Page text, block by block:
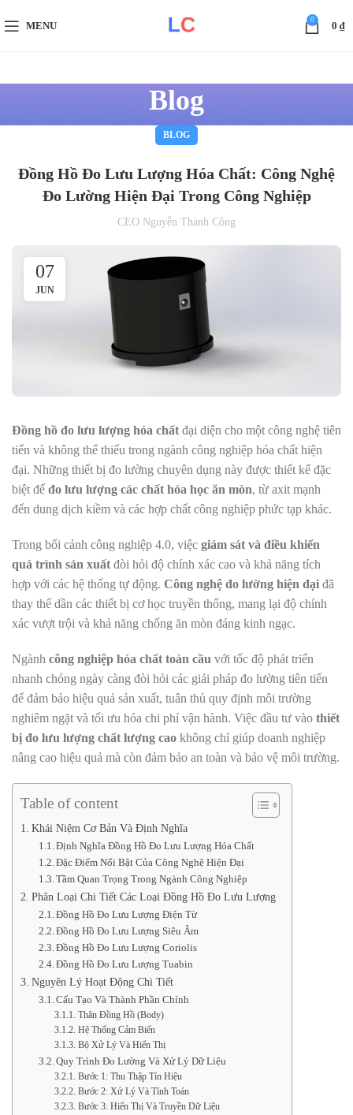
MENU
0
0 ₫
Blog
BLOG
Đồng Hồ Đo Lưu Lượng Hóa Chất: Công Nghệ
Đo Lường Hiện Đại Trong Công Nghiệp
CEO Nguyễn Thành Công
07
JUN
Đồng hồ đo lưu lượng hóa chất đại diện cho một công nghệ tiên
tiến và không thể thiếu trong ngành công nghiệp hóa chất hiện
đại. Những thiết bị đo lường chuyên dụng này được thiết kế đặc
biệt để đo lưu lượng các chất hóa học ăn mòn, từ axit mạnh
đến dung dịch kiềm và các hợp chất công nghiệp phức tạp khác.
Trong bối cảnh công nghiệp 4.0, việc giám sát và điều khiển
quá trình sản xuất đòi hỏi độ chính xác cao và khả năng tích
hợp với các hệ thống tự động. Công nghệ đo lường hiện đại đã
thay thế dần các thiết bị cơ học truyền thống, mang lại độ chính
xác vượt trội và khả năng chống ăn mòn đáng kinh ngạc.
Ngành công nghiệp hóa chất toàn cầu với tốc độ phát triển
nhanh chóng ngày càng đòi hỏi các giải pháp đo lường tiên tiến
để đảm bảo hiệu quả sản xuất, tuân thủ quy định môi trường
nghiêm ngặt và tối ưu hóa chi phí vận hành. Việc đầu tư vào thiết
bị đo lưu lượng chất lượng cao không chỉ giúp doanh nghiệp
nâng cao hiệu quả mà còn đảm bảo an toàn và bảo vệ môi trường.
Table of content
Khái Niệm Cơ Bản Và Định Nghĩa
Định Nghĩa Đồng Hồ Đo Lưu Lượng Hóa Chất
Đặc Điểm Nổi Bật Của Công Nghệ Hiện Đại
Tầm Quan Trọng Trong Ngành Công Nghiệp
Phân Loại Chi Tiết Các Loại Đồng Hồ Đo Lưu Lượng
Đồng Hồ Đo Lưu Lượng Điện Từ
Đồng Hồ Đo Lưu Lượng Siêu Âm
Đồng Hồ Đo Lưu Lượng Coriolis
Đồng Hồ Đo Lưu Lượng Tuabin
Nguyên Lý Hoạt Động Chi Tiết
Cấu Tạo Và Thành Phần Chính
Thân Đồng Hồ (Body)
Hệ Thống Cảm Biến
Bộ Xử Lý Và Hiển Thị
Quy Trình Đo Lường Và Xử Lý Dữ Liệu
Bước 1: Thu Thập Tín Hiệu
Bước 2: Xử Lý Và Tính Toán
Bước 3: Hiển Thị Và Truyền Dữ Liệu